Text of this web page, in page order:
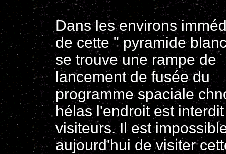
Dans les environs
de cette " pyramide
se trouve une rampe de
lancement de fusée du
programme spaciale
hélas l'endroit est
visiteurs. Il est
aujourd'hui de visiter